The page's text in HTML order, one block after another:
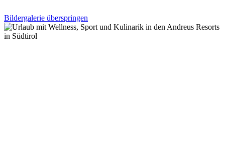
Bildergalerie überspringen